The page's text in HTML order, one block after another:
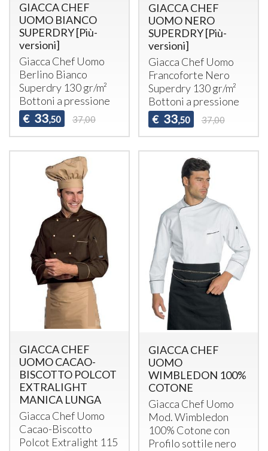
GIACCA CHEF
UOMO BIANCO
SUPERDRY [Più-
versioni]
Giacca Chef Uomo
Berlino Bianco
Superdry 130 gr/m²
Bottoni a pressione
€ 33,50 37,00
GIACCA CHEF
UOMO NERO
SUPERDRY [Più-
versioni]
Giacca Chef Uomo
Francoforte Nero
Superdry 130 gr/m²
Bottoni a pressione
€ 33,50 37,00
GIACCA CHEF
UOMO CACAO-
BISCOTTO POLCOT
EXTRALIGHT
MANICA LUNGA
Giacca Chef Uomo
Cacao-Biscotto
Polcot Extralight 115
GIACCA CHEF
UOMO
WIMBLEDON 100%
COTONE
Giacca Chef Uomo
Mod. Wimbledon
100% Cotone con
Profilo sottile nero